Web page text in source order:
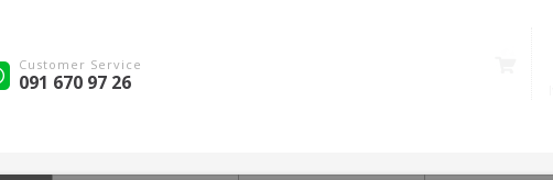
Customer Service
091 670 97 26